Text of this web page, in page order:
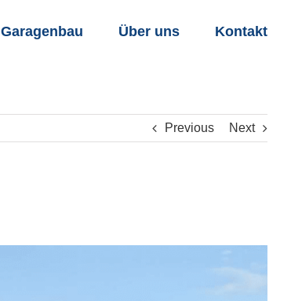
Garagenbau Über uns Kontakt
Previous Next